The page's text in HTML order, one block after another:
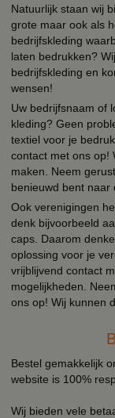
Natuurlijk staan wij
grote maar ook als
bedrijfskleding
laten bedrukken?
bedrijfskleding en
wensen!
Uw bedrijfsnaam of
kleding? Geen
textiel voor je
contact met ons op!
maken. Neem
benieuwd bent naar
Ook verenigingen
denk bijvoorbeeld
caps. Daarom
oplossing voor je
vrijblijvend contact
mogelijkheden.
ons op! Wij kunnen
Bestel gemakkelijk
website is 100%
Wij bieden vele